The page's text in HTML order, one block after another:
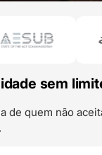
sem
de quem não